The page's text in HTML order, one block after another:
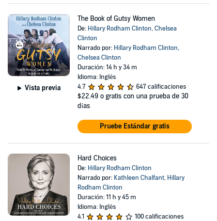
Vista previa
The Book of Gutsy Women
De: Hillary Rodham Clinton,Chelsea
Clinton
Narrado por: Hillary Rodham Clinton,
Chelsea Clinton
Duración: 14 h y 34 m
Idioma: Inglés
4.7
647 calificaciones
$22.49 o gratis con una prueba de 30
días
Pruebe Estándar gratis
Hard Choices
De: Hillary Rodham Clinton
Narrado por: Kathleen Chalfant, Hillary
Rodham Clinton
Duración: 11 h y 45 m
Idioma: Inglés
4.1
100 calificaciones